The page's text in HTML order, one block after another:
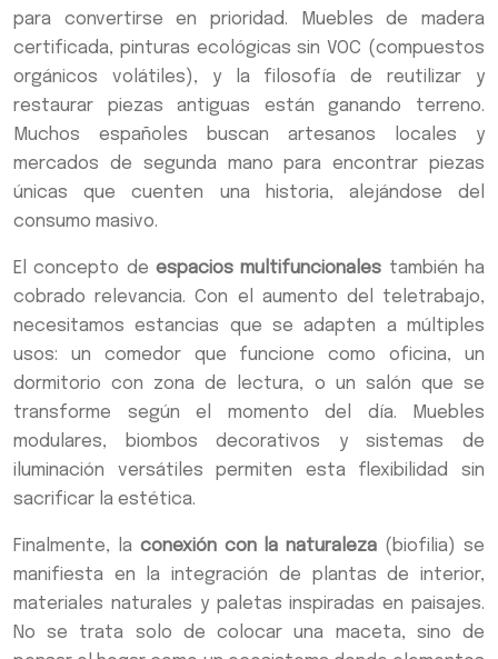
para convertirse en prioridad. Muebles de madera
certificada, pinturas ecológicas sin VOC (compuestos
orgánicos volátiles), y la filosofía de reutilizar y
restaurar piezas antiguas están ganando terreno.
Muchos españoles buscan artesanos locales y
mercados de segunda mano para encontrar piezas
únicas que cuenten una historia, alejándose del
consumo masivo.
El concepto de espacios multifuncionales también ha
cobrado relevancia. Con el aumento del teletrabajo,
necesitamos estancias que se adapten a múltiples
usos: un comedor que funcione como oficina, un
dormitorio con zona de lectura, o un salón que se
transforme según el momento del día. Muebles
modulares, biombos decorativos y sistemas de
iluminación versátiles permiten esta flexibilidad sin
sacrificar la estética.
Finalmente, la conexión con la naturaleza (biofilia) se
manifiesta en la integración de plantas de interior,
materiales naturales y paletas inspiradas en paisajes.
No se trata solo de colocar una maceta, sino de